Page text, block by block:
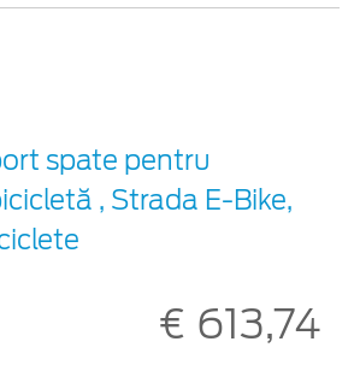
spate pentru
, Strada E-Bike,
€ 613,74